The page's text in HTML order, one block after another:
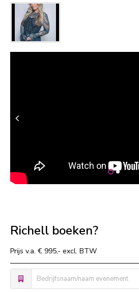
Richell boeken?
Prijs v.a. € 995,- excl. BTW